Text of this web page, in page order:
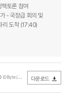
토론 참여
- 국장급 회의 및
리 도착 (17:40)
(0Byte / 다운로드 391회) 다운로드